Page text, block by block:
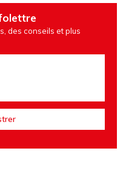
des conseils et plus